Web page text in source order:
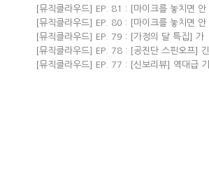
[뮤직클라우드] EP. 81 : [마이크를 놓치면 안
돼!] 영화음악 <프리실라> with 한성현, 염동
교 필자
[뮤직클라우드] EP. 80 : [마이크를 놓치면 안
돼!] 신보 리뷰 wi...
[뮤직클라우드] EP. 79 : [가정의 달 특집] 가
족과 관련된 음악들 &...
[뮤직클라우드] EP. 78 : [공진단 스핀오프] 긴
급 진단! 2024 뮤...
[뮤직클라우드] EP. 77 : [신보리뷰] 역대급 기